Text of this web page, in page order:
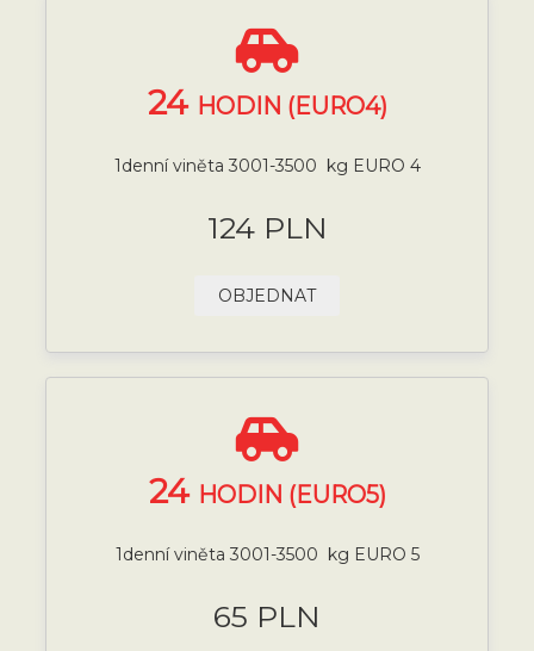
24 HODIN (EURO4)
1denní viněta 3001-3500 kg EURO 4
124 PLN
OBJEDNAT
24 HODIN (EURO5)
1denní viněta 3001-3500 kg EURO 5
65 PLN